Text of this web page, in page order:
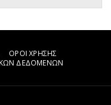
ΟΡΟΙ ΧΡΗΣΗΣ
ΔΕΔΟΜΕΝΩΝ